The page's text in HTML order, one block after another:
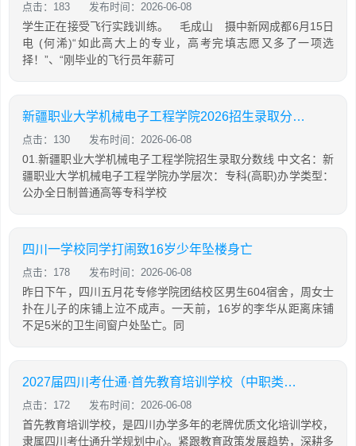
点击：183 发布时间：2026-06-08
学生正在接受飞行实践训练。 毛成山 摄中新网成都6月15日
电 (何浠)“如此高大上的专业，高考完填志愿又多了一项选
择！”、“刚毕业的飞行员年薪可
新疆职业大学机械电子工程学院2026招生录取分数线
点击：130 发布时间：2026-06-08
01.新疆职业大学机械电子工程学院招生录取分数线 中文名：新
疆职业大学机械电子工程学院办学层次：专科(高职)办学类型：
公办全日制普通高等专科学校
四川一学校同学打闹致16岁少年坠楼身亡
点击：178 发布时间：2026-06-08
昨日下午，四川五月花专修学院团结校区男生604宿舍，周女士
扑在儿子的床铺上泣不成声。一天前，16岁的李华从距离床铺
不足5米的卫生间窗户处坠亡。同
2027届四川考仕通·首先教育培训学校（中职类）招生简章
点击：172 发布时间：2026-06-08
首先教育培训学校，是四川办学多年的老牌优质文化培训学校，
隶属四川考仕通升学规划中心。紧跟教育政策发展趋势，深耕多